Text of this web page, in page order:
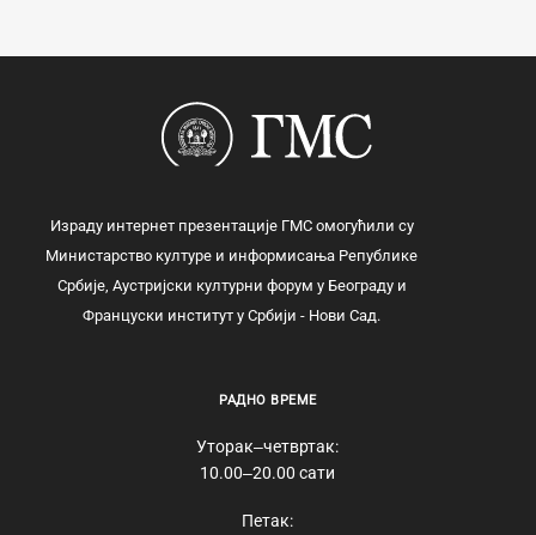
Израду интернет презентације ГМС омогућили су
Министарство културе и информисања Републике
Србије, Аустријски културни форум у Београду и
Француски институт у Србији - Нови Сад.
РАДНО ВРЕМЕ
Уторак‒четвртак:
10.00‒20.00 сати
Петак: